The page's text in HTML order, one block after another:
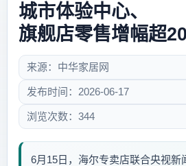
城市体验中心、
旗舰店零售增幅超
来源：中华家居网
发布时间：2026-06-17
浏览次数：344
6月15日，海尔专卖店联合央视新